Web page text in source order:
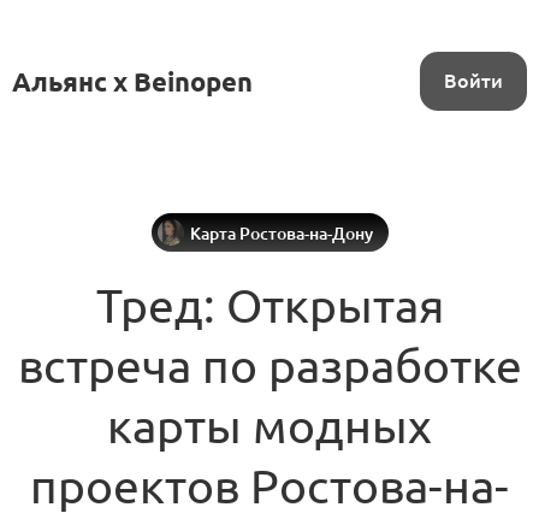
Альянс x Beinopen Войти
Карта Ростова-на-Дону
Тред: Открытая
встреча по разработке
карты модных
проектов Ростова-на-